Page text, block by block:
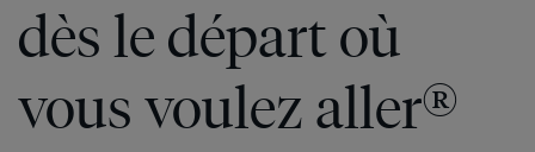
dès le départ où
vous voulez aller®